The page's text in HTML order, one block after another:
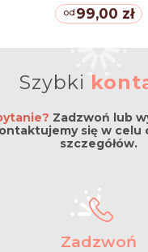
od 99,00 zł
Szybki
Zadzwoń lub
się w celu
szczegółów.
Zadzwoń